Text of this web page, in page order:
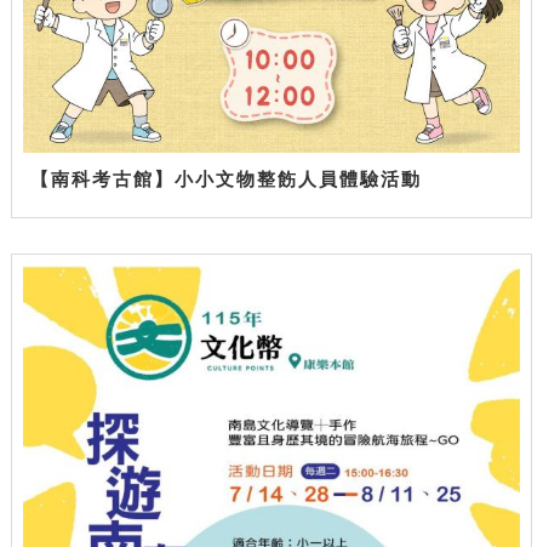
【南科考古館】小小文物整飭人員體驗活動